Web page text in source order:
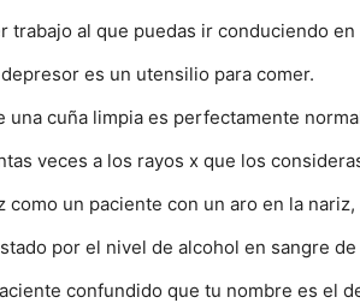
trabajo al que puedas ir conduciendo en
es un utensilio para comer.
una cuña limpia es perfectamente
veces a los rayos x que los
como un paciente con un aro en la
por el nivel de alcohol en sangre
confundido que tu nombre es el